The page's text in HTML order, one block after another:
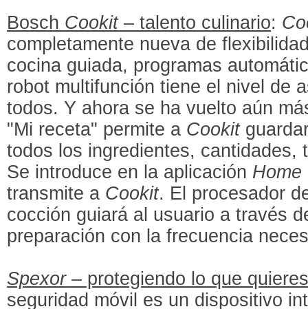
Bosch Cookit– talento culinario:
completamente nueva de
cocina guiada, programas
robot multifunción tiene el nivel de
todos. Y ahora se ha vuelto aún
"Mi receta" permite a Cookit
todos los ingredientes, cantidades,
Se introduce en la aplicación Home
transmite a Cookit. El procesador
cocción guiará al usuario a través
preparación con la frecuencia
Spexor– protegiendo lo que
seguridad móvil es un dispositivo